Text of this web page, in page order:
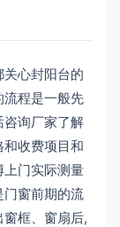
心封阳台的
程是一般先
咨询厂家了解
收费项目和
门实际测量
窗前期的流
框、窗扇后,